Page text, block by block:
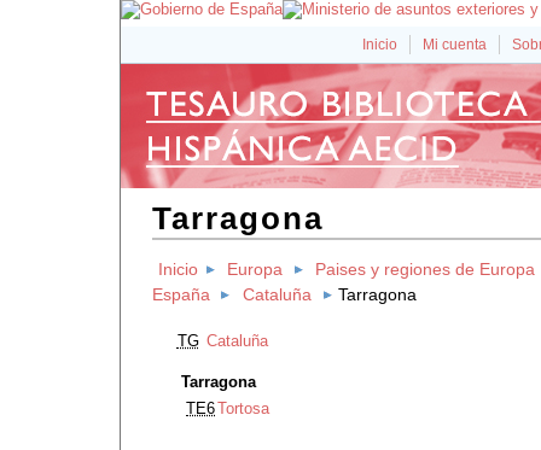
Inicio Mi cuenta
Tarragona
Inicio Europa
Paises y regiones de Europa
España
Cataluña Tarragona
TG Cataluña
Tarragona
TE6Tortosa